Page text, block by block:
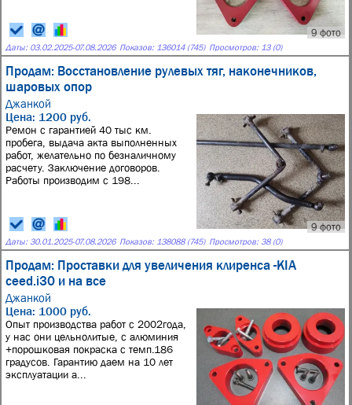
9 фото
Даты: 03.02.2025-07.08.2026 Показов: 136014 (745) Просмотров: 13 (0)
Продам: Восстановление рулевых тяг, наконечников,
шаровых опор
Джанкой
9 фото
Цена: 1200 руб.
Ремон с гарантией 40 тыс км.
пробега, выдача акта выполненных
работ, желательно по безналичному
расчету. Заключение договоров.
Работы производим с 198...
Даты: 30.01.2025-07.08.2026 Показов: 138088 (745) Просмотров: 38 (0)
Продам: Проставки для увеличения клиренса -KIA
ceed.i30 и на все
Джанкой
Цена: 1000 руб.
Опыт производства работ с 2002года,
у нас они цельнолитые, с алюминия
+порошковая покраска с темп.186
градусов. Гарантию даем на 10 лет
эксплуатации а...